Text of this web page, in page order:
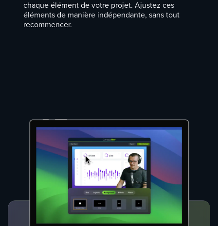
chaque élément de votre projet. Ajustez ces
éléments de manière indépendante, sans tout
recommencer.